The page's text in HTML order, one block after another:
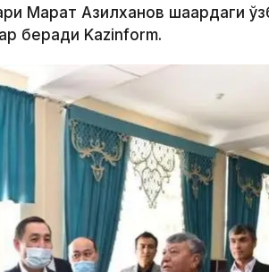
Марат Азилханов шаҳардаги
беради Kazinform.